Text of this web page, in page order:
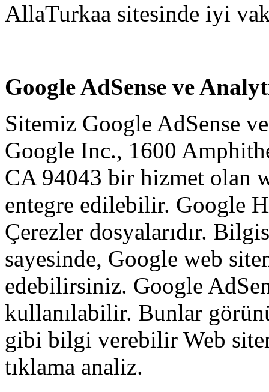
AllaTurkaa sitesinde iyi
Google AdSense ve
Sitemiz Google AdSense
Google Inc., 1600
CA 94043 bir hizmet olan
entegre edilebilir. Google
Çerezler dosyalarıdır.
sayesinde, Google web
edebilirsiniz. Google
kullanılabilir. Bunlar
gibi bilgi verebilir Web
tıklama analiz.